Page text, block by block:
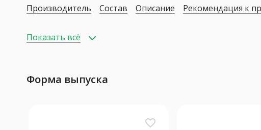
Производитель Состав Описание Рекомендация к
Показать всё
Форма выпуска
favorite_border